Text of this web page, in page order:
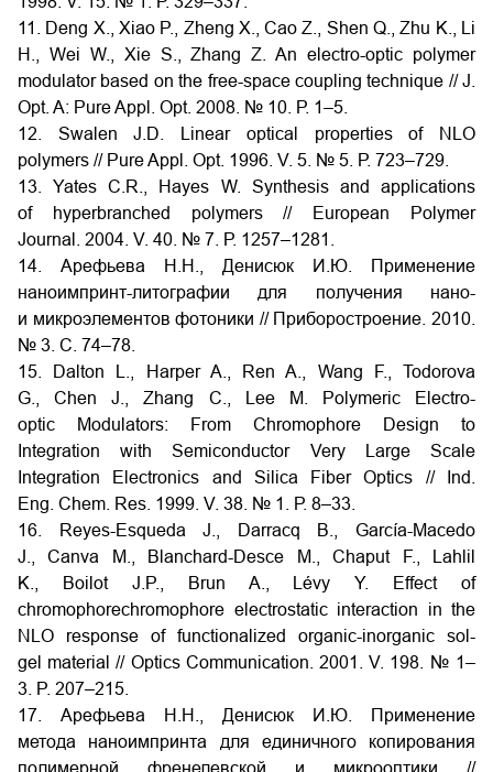
11. Deng X., Xiao P., Zheng X., Cao Z., Shen Q., Zhu K., Li
H., Wei W., Xie S., Zhang Z. An electro-optic polymer
modulator based on the free-space coupling technique // J.
Opt. A: Pure Appl. Opt. 2008. № 10. Р. 1–5.
12. Swalen J.D. Linear optical properties of NLO
polymers // Pure Appl. Opt. 1996. V. 5. № 5. Р. 723–729.
13. Yates C.R., Hayes W. Synthesis and applications
of hyperbranched polymers // European Polymer
Journal. 2004. V. 40. № 7. Р. 1257–1281.
14. Арефьева Н.Н., Денисюк И.Ю. Применение
наноимпринт-литографии для получения нано-
и микроэлементов фотоники // Приборостроение. 2010.
№ 3. С. 74–78.
15. Dalton L., Harper A., Ren A., Wang F., Todorova
G., Chen J., Zhang C., Lee M. Polymeric Electro-
optic Modulators: From Chromophore Design to
Integration with Semiconductor Very Large Scale
Integration Electronics and Silica Fiber Optics // Ind.
Eng. Chem. Res. 1999. V. 38. № 1. Р. 8–33.
16. Reyes-Esqueda J., Darracq B., García-Macedo
J., Canva M., Blanchard-Desce M., Chaput F., Lahlil
K., Boilot J.P., Brun A., Lévy Y. Effect of
chromophorechromophore electrostatic interaction in the
NLO response of functionalized organic-inorganic sol-
gel material // Optics Communication. 2001. V. 198. № 1–
3. P. 207–215.
17. Арефьева Н.Н., Денисюк И.Ю. Применение
метода наноимпринта для единичного копирования
полимерной френелевской и микрооптики //